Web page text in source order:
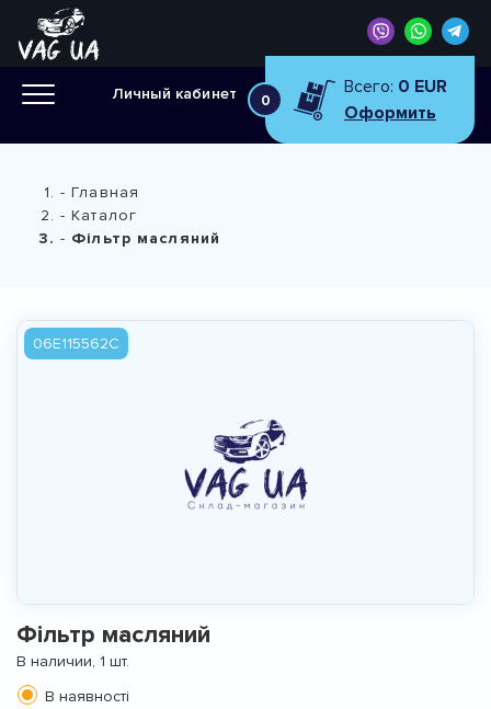
Личный кабинет 0
Всего: 0 EUR
Оформить
Главная
Каталог
Фільтр масляний
06E115562C
Фільтр масляний
В наличии, 1 шт.
В наявності